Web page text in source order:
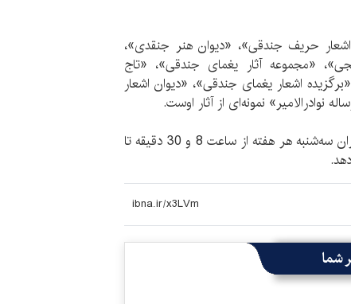
حریف جندقی»، «دیوان هنر جنقدی»،
«مجموعه آثار یغمای جندقی»، «تاج
اشعار یغمای جندقی»، «دیوان اشعار
نوادرالامیر» نمونه‌ای از آثار اوست.
دفتر مشاورتی حمایت از حقوق اهل قلم ایران سه‌شنبه هر هفته از ساعت 8 و 30 دقیقه تا
شما